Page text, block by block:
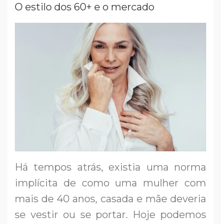
O estilo dos 60+ e o mercado
Há tempos atrás, existia uma norma
implícita de como uma mulher com
mais de 40 anos, casada e mãe deveria
se vestir ou se portar. Hoje podemos